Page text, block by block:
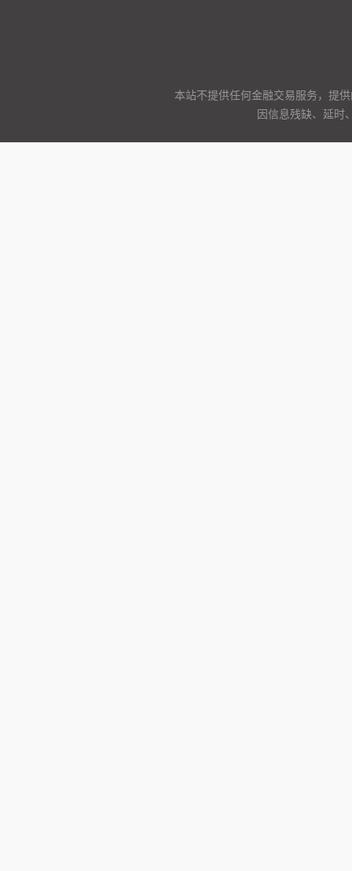
本站不提供任何金融交易服务，提
因信息残缺、延时